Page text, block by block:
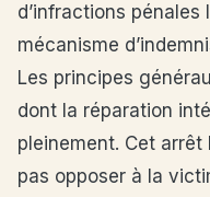
d’infractions
mécanisme
Les principes
dont la réparation
pleinement. Cet arrêt
pas opposer à la